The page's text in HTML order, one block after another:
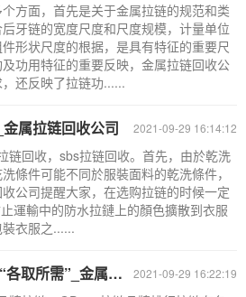
方面，首先是关于金属拉链的规范和类
牙链的宽度尺度和尺度规模，计量单位
形状尺度的根据，是具有特征的重要尺
功用特征的重要反映，金属拉链回收公
还反映了拉链功......
2021-09-29 16:14:12
属拉链回收公司
链回收，sbs拉链回收。首先，由於乾洗
條件可能不同於服裝面料的乾洗條件，
公司提醒大家，在选购拉链的时候一定
運輸中的防水拉鏈上的顏色擴散到衣服
衣服之......
2021-09-29 16:22:19
”_金属拉链回收公司